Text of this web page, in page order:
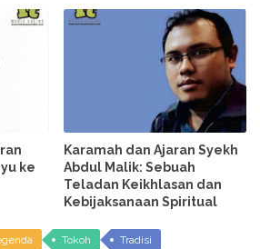
ke
Karamah dan Ajaran Syekh
Abdul Malik: Sebuah
Teladan Keikhlasan dan
Kebijaksanaan Spiritual
Tokoh Tradisi